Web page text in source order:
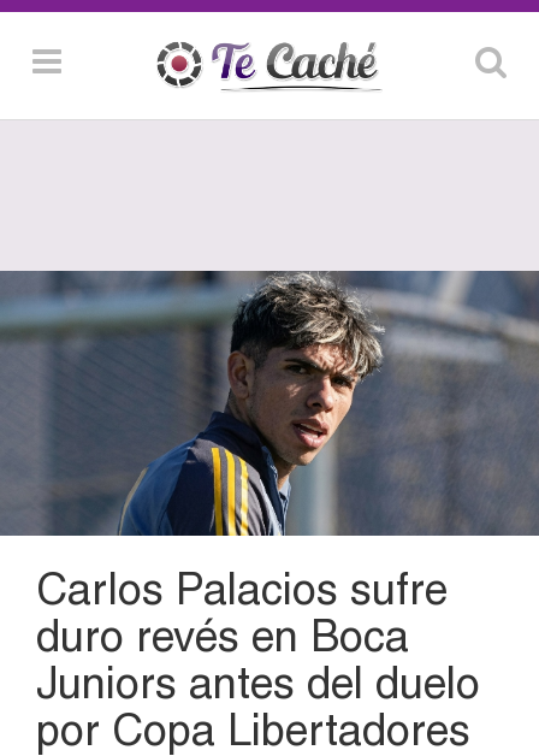
Carlos Palacios sufre
duro revés en Boca
Juniors antes del duelo
por Copa Libertadores